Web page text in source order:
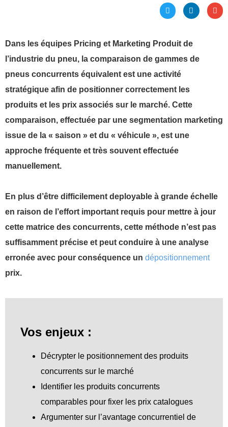
Dans les équipes Pricing et Marketing Produit de
l’industrie du pneu, la comparaison de gammes de
pneus concurrents équivalent est une activité
stratégique afin de positionner correctement les
produits et les prix associés sur le marché. Cette
comparaison, effectuée par une segmentation marketing
issue de la « saison » et du « véhicule », est une
approche fréquente et très souvent effectuée
manuellement.
En plus d’être difficilement deployable à grande échelle
en raison de l’effort important requis pour mettre à jour
cette matrice des concurrents, cette méthode n’est pas
suffisamment précise et peut conduire à une analyse
erronée avec pour conséquence un dépositionnement
prix.
Vos enjeux :
Décrypter le positionnement des produits
concurrents sur le marché
Identifier les produits concurrents
comparables pour fixer les prix catalogues
Argumenter sur l’avantage concurrentiel de